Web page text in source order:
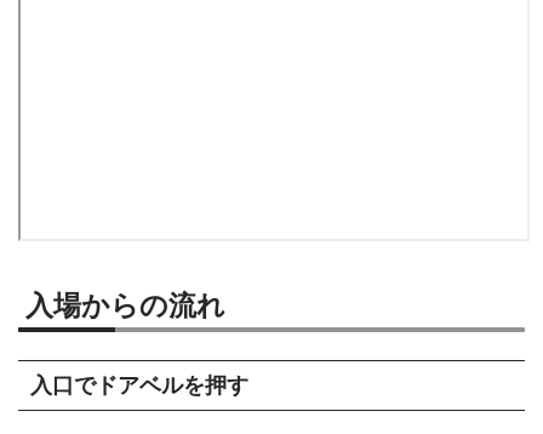
入場からの流れ
入口でドアベルを押す